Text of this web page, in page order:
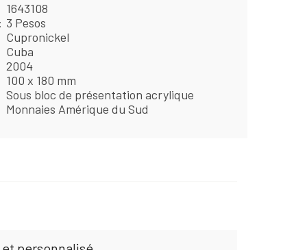
1643108
3 Pesos
Cupronickel
Cuba
2004
100 x 180 mm
Sous bloc de présentation acrylique
Monnaies Amérique du Sud